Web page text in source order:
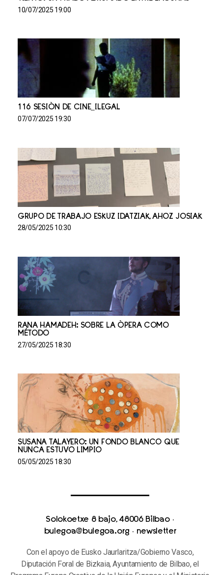
10/07/2025 19:00
116 SESIÓN DE CINE_ILEGAL
07/07/2025 19:30
GRUPO DE TRABAJO ESKUZ IDATZIAK, AHOZ JOSIAK
28/05/2025 10:30
RANA HAMADEH: SOBRE LA ÓPERA COMO
MÉTODO
27/05/2025 18:30
SUSANA TALAYERO: UN FONDO BLANCO QUE
NUNCA ESTUVO LIMPIO
05/05/2025 18:30
Solokoetxe 8 bajo, 48006 Bilbao·
bulegoa@bulegoa.org · newsletter
Con el apoyo de Eusko Jaurlaritza/Gobierno Vasco,
Diputación Foral de Bizkaia, Ayuntamiento de Bilbao, el